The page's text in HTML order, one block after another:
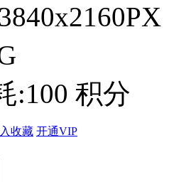
:100 积分
收藏 开通VIP